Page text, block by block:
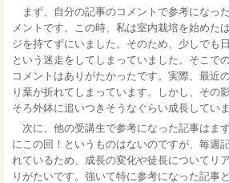
まず、自分の記事のコメントで参考になっ
メントです。この時、私は室内栽培を始めた
ジを持てずにいました。そのため、少しでも
という迷走をしてしまっていました。そこで
コメントはありがたかったです。実際、最近
り葉が折れてしまっています。しかし、その
そろ外鉢に追いつきそうなぐらい成長していま
次に、他の受講生で参考になった記事はま
にこの回！というものはないのですが、毎週
れているため、成長の変化や徒長についてリ
りがたいです。強いて特に参考になった記事